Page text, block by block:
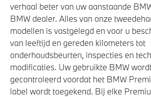
verhaal beter van uw aanstaande
BMW dealer. Alles van onze
modellen is vastgelegd en voor u
van leeftijd en gereden kilometers tot
onderhoudsbeurten, inspecties en
modificaties. Uw gebruikte BMW
gecontroleerd voordat het BMW
label wordt toegekend. Bij elke